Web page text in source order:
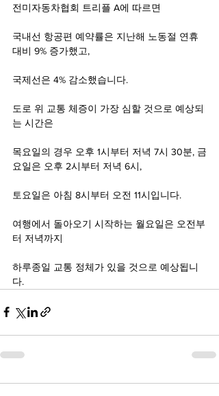
전미자동차협회 트리플 A에 따르면
국내선 항공편 예약률은 지난해 노동절 연휴
대비 9% 증가했고,
국제선은 4% 감소했습니다.
도로 위 교통 체증이 가장 심할 것으로 예상되
는 시간은
목요일의 경우 오후 1시부터 저녁 7시 30분, 금
요일은 오후 2시부터 저녁 6시,
토요일은 아침 8시부터 오전 11시입니다.
여행에서 돌아오기 시작하는 월요일은 오전부
터 저녁까지
하루종일 교통 정체가 있을 것으로 예상됩니
다.